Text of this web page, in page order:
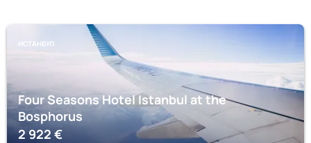
ИСТАНБУЛ
Four Seasons Hotel Istanbul at the
Bosphorus
2 922€